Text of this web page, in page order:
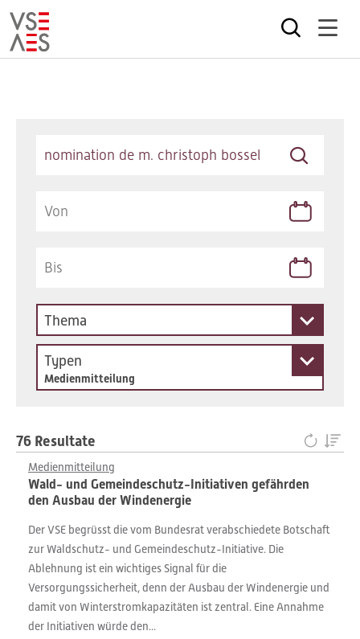
Thema
Typen
Medienmitteilung
76 Resultate
Medienmitteilung
Wald- und Gemeindeschutz-Initiativen gefährden
den Ausbau der Windenergie
Der VSE begrüsst die vom Bundesrat verabschiedete Botschaft
zur Waldschutz- und Gemeindeschutz-Initiative. Die
Ablehnung ist ein wichtiges Signal für die
Versorgungssicherheit, denn der Ausbau der Windenergie und
damit von Winterstromkapazitäten ist zentral. Eine Annahme
der Initiativen würde den...